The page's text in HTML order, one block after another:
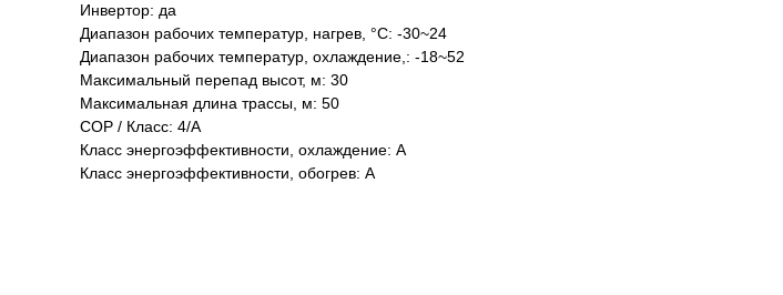
Инвертор: да
Диапазон рабочих температур, нагрев, °C: -30~24
Диапазон рабочих температур, охлаждение,: -18~52
Максимальный перепад высот, м: 30
Максимальная длина трассы, м: 50
COP / Класс: 4/А
Класс энергоэффективности, охлаждение: A
Класс энергоэффективности, обогрев: A